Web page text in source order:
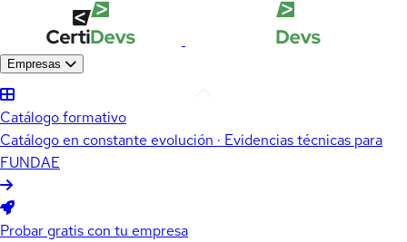
Empresas
Catálogo formativo
Catálogo en constante evolución · Evidencias técnicas para
FUNDAE
Probar gratis con tu empresa